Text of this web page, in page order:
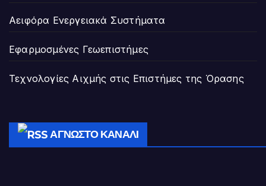
Αειφόρα Ενεργειακά Συστήματα
Εφαρμοσμένες Γεωεπιστήμες
Τεχνολογίες Αιχμής στις Επιστήμες της Όρασης
ΆΓΝΩΣΤΟ ΚΑΝΆΛΙ